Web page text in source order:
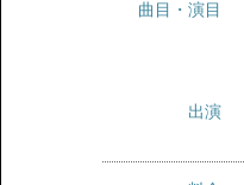
曲目・演目
出演